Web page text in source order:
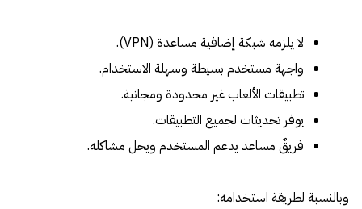
لا يلزمه شبكة إضافية مساعدة (VPN).
واجهة مستخدم بسيطة وسهلة الاستخدام.
تطبيقات الألعاب غير محدودة ومجانية.
يوفر تحديثات لجميع التطبيقات.
فريقٌ مساعد يدعم المستخدم ويحل مشاكله.
وبالنسبة لطريقة استخدامه: